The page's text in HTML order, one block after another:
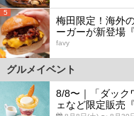
5
梅田限定！海外
ーガーが新登場
favy
グルメイベント
8/8〜｜「ダック
ェなど限定販売